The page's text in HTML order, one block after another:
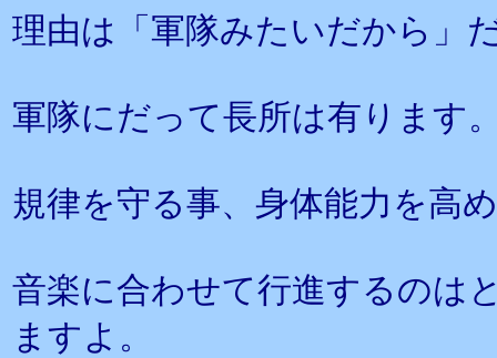
理由は「軍隊みたいだから」
軍隊にだって長所は有ります
規律を守る事、身体能力を高
音楽に合わせて行進するのは
ますよ。